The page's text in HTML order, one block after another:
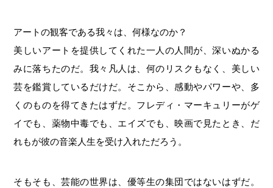
アートの観客である我々は、何様なのか？
美しいアートを提供してくれた一人の人間が、深いぬかる
みに落ちたのだ。我々凡人は、何のリスクもなく、美しい
芸を鑑賞しているだけだ。そこから、感動やパワーや、多
くのものを得てきたはずだ。フレディ・マーキュリーがゲ
イでも、薬物中毒でも、エイズでも、映画で見たとき、だ
れもが彼の音楽人生を受け入れただろう。
そもそも、芸能の世界は、優等生の集団ではないはずだ。